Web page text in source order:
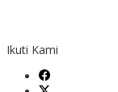
Ikuti Kami